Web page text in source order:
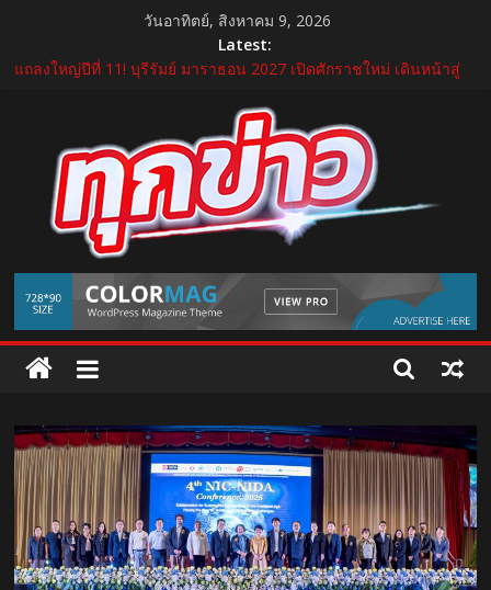
content
วันอาทิตย์, สิงหาคม 9, 2026
Latest:
“GDH” เปิดโผโปรเจกต์ใหม่ใน “GDH CIRCLES Feel Good โคจร
แถลงใหญ่ปีที่ 11! บุรีรัมย์ มาราธอน 2027 เปิดศักราชใหม่ เดินหน้าสู่
Marathon Destination แห่งเอเชีย
อ้วยอันโอสถ รับรางวัล “สุดยอด SME แห่งชาติ ครั้งที่ 18” ตอกย้ำธุรกิจ
สมุนไพรไทยที่เติบโตด้วยมาตรฐาน นวัตกรรม และความโปร่งใส
บีโอไอผนึกพันธมิตรจัด THECA 2026 เชื่อมห่วงโซ่อิเล็กทรอนิกส์ หนุน
ไทยสู่ฐานผลิตเทคโนโลยีขั้นสูง
กระทรวงคมนาคม เปิดนิทรรศการ “เกษมสุขทุกค่ำเช้า” เฉลิม
พระชนมพรรษา พระบาทสมเด็จพระเจ้าอยู่หัว 28 กรกฎาคม 2569
TukKhao
AllNews